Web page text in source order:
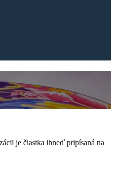
je čiastka ihneď pripísaná na